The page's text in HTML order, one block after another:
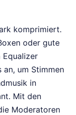
komprimiert.
oder gute
Equalizer
um Stimmen
in
Mit den
Moderatoren